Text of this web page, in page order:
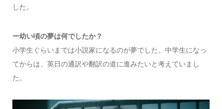
した。
ー幼い頃の夢は何でしたか？
小学生ぐらいまでは小説家になるのが夢でした。中学生になっ
てからは、英日の通訳や翻訳の道に進みたいと考えていまし
た。